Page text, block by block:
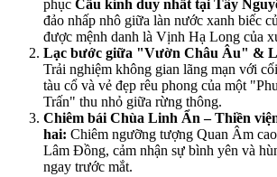
phục Cầu kính duy nhất tại Tây
đảo nhấp nhô giữa làn nước xanh biếc
được mệnh danh là Vịnh Hạ Long của
Lạc bước giữa "Vườn Châu Âu" &
Trải nghiệm không gian lãng mạn với
tàu cổ và vẻ đẹp rêu phong của một
Trấn" thu nhỏ giữa rừng thông.
Chiêm bái Chùa Linh Ẩn – Thiền
hai: Chiêm ngưỡng tượng Quan Âm
Lâm Đồng, cảm nhận sự bình yên và
ngay trước mắt.